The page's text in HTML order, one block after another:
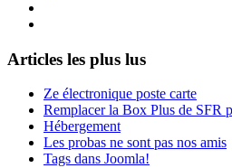
Articles les plus lus
Ze électronique poste carte
Remplacer la Box Plus de SFR
Hébergement
Les probas ne sont pas nos amis
Tags dans Joomla!